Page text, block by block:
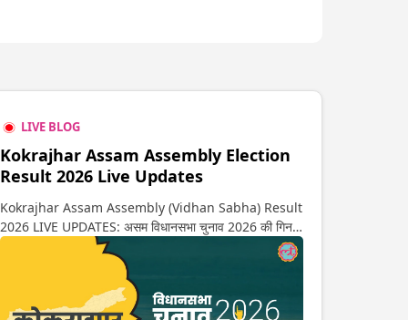
LIVE BLOG
Kokrajhar Assam Assembly Election
Result 2026 Live Updates
Kokrajhar Assam Assembly (Vidhan Sabha) Result
2026 LIVE UPDATES: असम विधानसभा चुनाव 2026 की गिनती
अगले कुछ ही देर में शुरू होने वाली है. यहां देखें कोकराझार सीट पर
कौन आगे-कौन पीछे से लेकर किस तरफ जा रहें है रुझान. साथ ही
पाइए इस सीट पर हो रही हर एक हलचल की अपडेट वो भी रियल
टाइम में